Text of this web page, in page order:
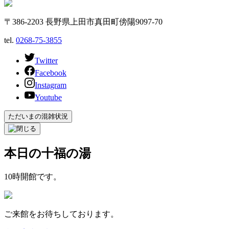
〒386-2203 長野県上田市真田町傍陽9097-70
tel. 0268-75-3855
Twitter
Facebook
Instagram
Youtube
ただいまの混雑状況
本日の十福の湯
10時開館です。
ご来館をお待ちしております。